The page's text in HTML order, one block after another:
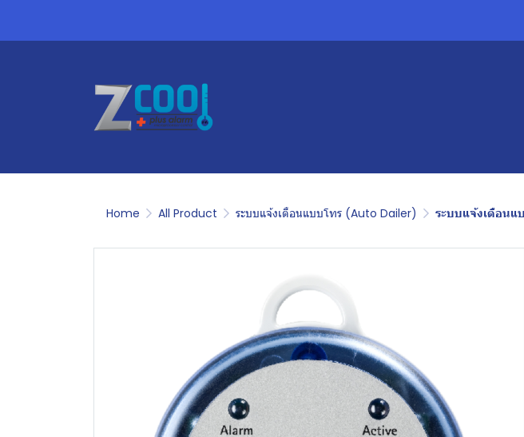
Home All Product ระบบแจ้งเตือนแบบโทร (Auto Dailer) ระบบแจ้งเตือน